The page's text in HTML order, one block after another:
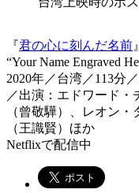
『君の心に刻んだ名前 』
“Your Name Engraved
2020年／台湾／113分
／出演：エドワード・
（曾敬驊）、レオン
（王識賢）ほか
Netflixで配信中